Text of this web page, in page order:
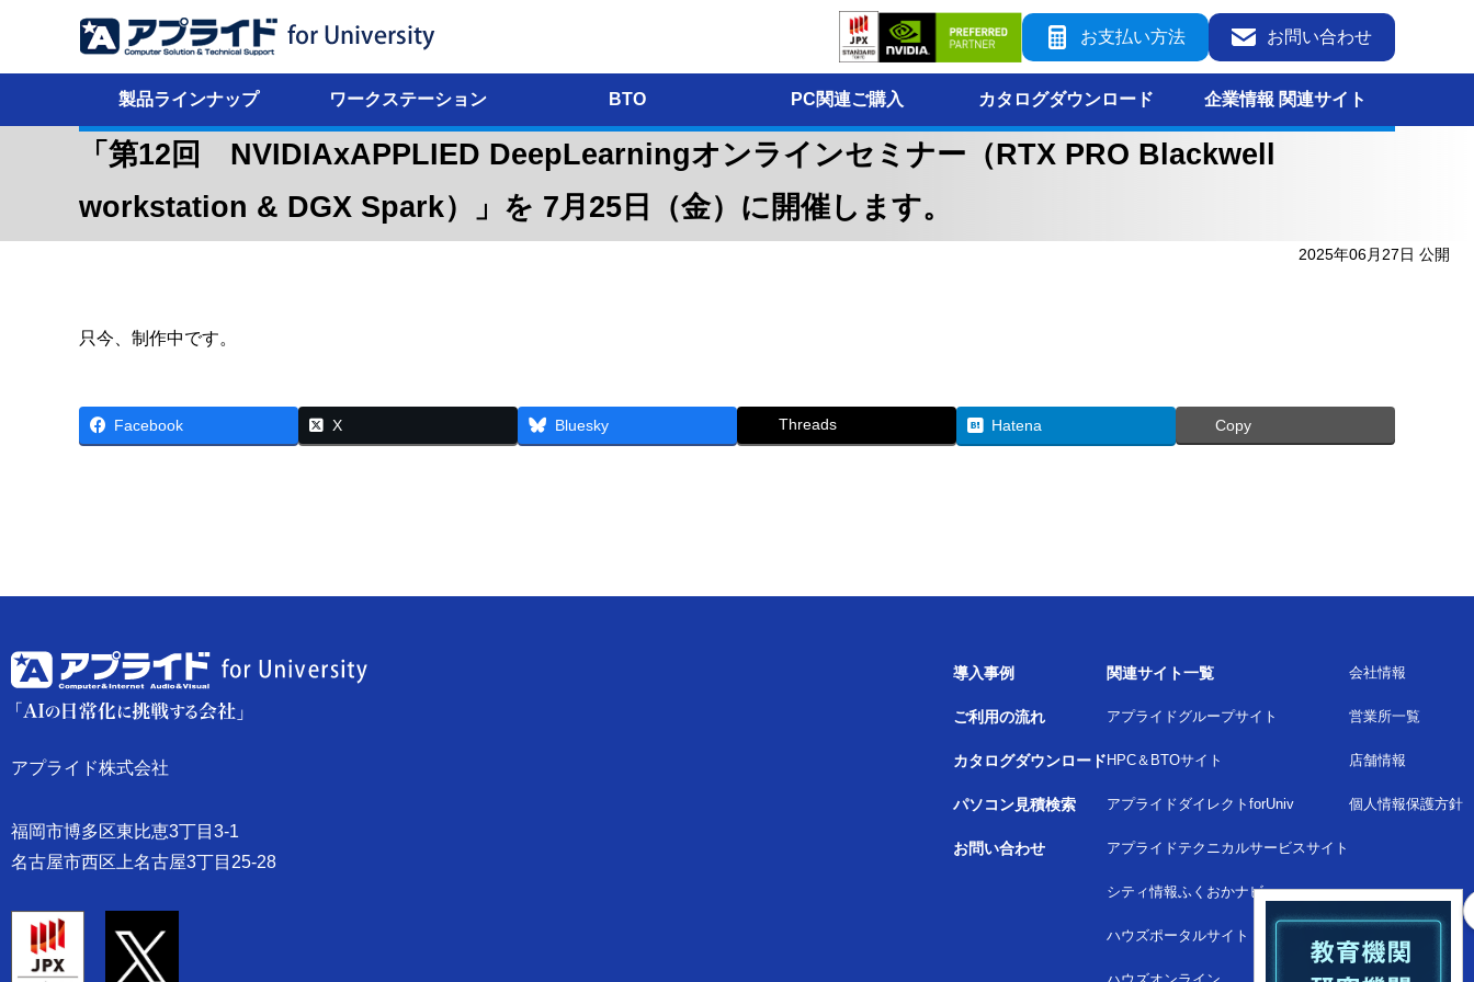
お支払い方法 お問い合わせ
製品ラインナップ ワークステーション BTO PC関連ご購入 カタログダウンロード 企業情報 関連サイト
「第12回 NVIDIAxAPPLIED DeepLearningオンラインセミナー（RTX PRO Blackwell
workstation & DGX Spark）」を 7月25日（金）に開催します。
2025年06月27日 公開
只今、制作中です。
Facebook X Bluesky Threads Hatena Copy
アプライド株式会社
福岡市博多区東比恵3丁目3-1
名古屋市西区上名古屋3丁目25-28
導入事例
ご利用の流れ
カタログダウンロード
パソコン見積検索
お問い合わせ
関連サイト一覧
アプライドグループサイト
HPC＆BTOサイト
アプライドダイレクトforUniv
アプライドテクニカルサービスサイト
シティ情報ふくおかナビ
ハウズポータルサイト
会社情報
営業所一覧
店舗情報
個人情報保護方針